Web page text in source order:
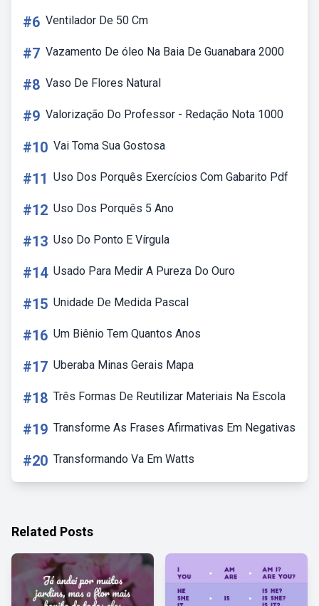
#6 Ventilador De 50 Cm
#7 Vazamento De óleo Na Baia De Guanabara 2000
#8 Vaso De Flores Natural
#9 Valorização Do Professor - Redação Nota 1000
#10 Vai Toma Sua Gostosa
#11 Uso Dos Porquês Exercícios Com Gabarito Pdf
#12 Uso Dos Porquês 5 Ano
#13 Uso Do Ponto E Vírgula
#14 Usado Para Medir A Pureza Do Ouro
#15 Unidade De Medida Pascal
#16 Um Biênio Tem Quantos Anos
#17 Uberaba Minas Gerais Mapa
#18 Três Formas De Reutilizar Materiais Na Escola
#19 Transforme As Frases Afirmativas Em Negativas
#20 Transformando Va Em Watts
Related Posts